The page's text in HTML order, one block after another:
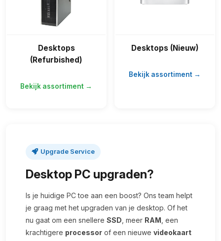
Desktops
(Refurbished)
Bekijk assortiment →
Desktops (Nieuw)
Bekijk assortiment →
Upgrade Service
Desktop PC upgraden?
Is je huidige PC toe aan een boost? Ons team helpt
je graag met het upgraden van je desktop. Of het
nu gaat om een snellere SSD , meer RAM , een
krachtigere processor of een nieuwe videokaart